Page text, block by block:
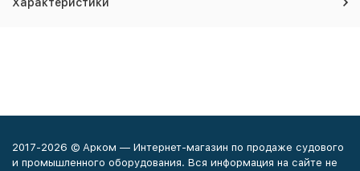
Характеристики
2017-2026 © Арком — Интернет-магазин по продаже судового
и промышленного оборудования. Вся информация на сайте не